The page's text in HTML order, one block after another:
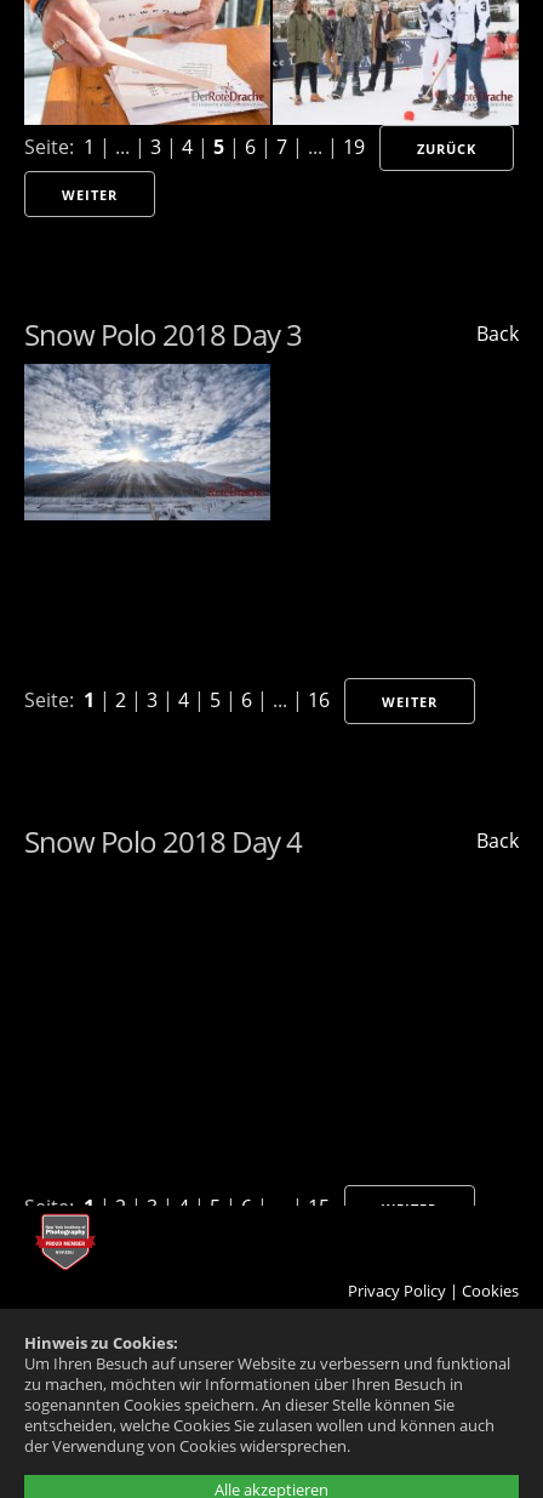
Alle akzeptieren
Hinweis zu Cookies:
Um Ihren Besuch auf unserer Website zu verbessern und funktional
zu machen, möchten wir Informationen über Ihren Besuch in
sogenannten Cookies speichern. An dieser Stelle können Sie
entscheiden, welche Cookies Sie zulasen wollen und können auch
der Verwendung von Cookies widersprechen.
Seite: 1 | ... | 3 | 4 | 5 | 6 | 7 | ... | 19 ZURÜCK
WEITER
Back
Snow Polo 2018 Day 3
Seite: 1 | 2 | 3 | 4 | 5 | 6 | ... | 16 WEITER
Back
Snow Polo 2018 Day 4
Seite:1 | 2 | 3 | 4 | 5 | 6 | ... | 15 WEITER
Privacy Policy | Cookies